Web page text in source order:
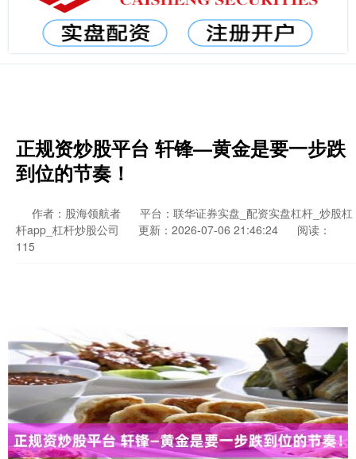
正规资炒股平台 轩锋—黄金是要一步跌
到位的节奏！
作者：股海领航者
平台：联华证券实盘_配资实盘杠杆_炒股杠
杆app_杠杆炒股公司
更新：2026-07-06 21:46:24
阅读：
115